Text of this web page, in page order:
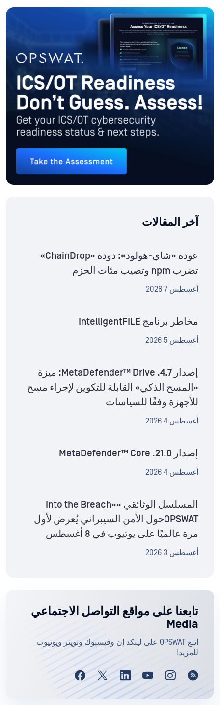
آخر المقالات
عودة «شاي-هولود»: دودة «ChainDrop»
تضرب npm وتصيب مئات الحزم
أغسطس 7 2026
مخاطر برنامج IntelligentFILE
أغسطس 5 2026
إصدار MetaDefender™ Drive .4.7: ميزة
«المسح الذكي» القابلة للتكوين لإجراء مسح
للأجهزة وفقًا للسياسات
أغسطس 4 2026
إصدار MetaDefender™ Core .21.0
أغسطس 4 2026
المسلسل الوثائقي «Into the Breach»
OPSWATحول الأمن السيبراني يُعرض لأول
مرة عالميًا على يوتيوب في 8 أغسطس
أغسطس 3 2026
تابعنا على مواقع التواصل الاجتماعي
Media
اتبع OPSWAT على لينكد إن وفيسبوك وتويتر ويوتيوب
للمزيد!